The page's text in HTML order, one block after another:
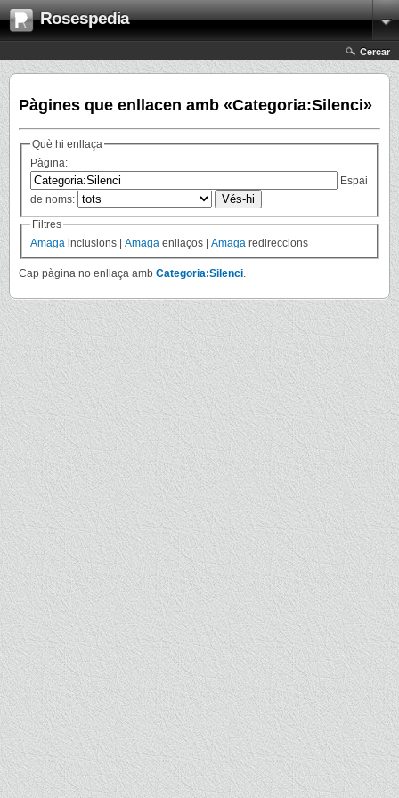
Rosespedia
Cercar
Pàgines que enllacen amb «Categoria:Silenci»
Què hi enllaça
Pàgina:
Espai
de noms:
Filtres
Amaga inclusions | Amaga enllaços | Amaga redireccions
Cap pàgina no enllaça amb Categoria:Silenci.